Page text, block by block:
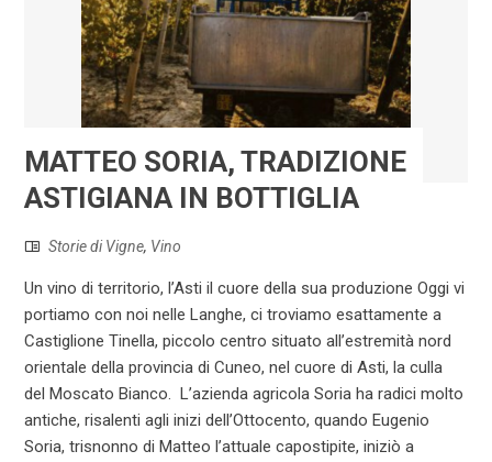
MATTEO SORIA, TRADIZIONE
ASTIGIANA IN BOTTIGLIA
Storie di Vigne, Vino
Un vino di territorio, l’Asti il cuore della sua produzione Oggi vi
portiamo con noi nelle Langhe, ci troviamo esattamente a
Castiglione Tinella, piccolo centro situato all’estremità nord
orientale della provincia di Cuneo, nel cuore di Asti, la culla
del Moscato Bianco. L’azienda agricola Soria ha radici molto
antiche, risalenti agli inizi dell’Ottocento, quando Eugenio
Soria, trisnonno di Matteo l’attuale capostipite, iniziò a